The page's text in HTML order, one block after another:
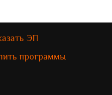
ЭП
программы